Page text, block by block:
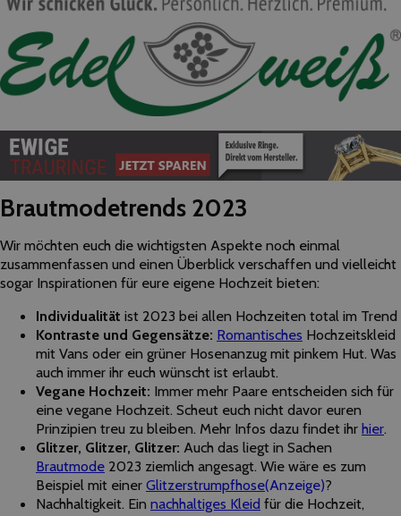
Brautmodetrends 2023
Wir möchten euch die wichtigsten Aspekte noch einmal
zusammenfassen und einen Überblick verschaffen und vielleicht
sogar Inspirationen für eure eigene Hochzeit bieten:
Individualität ist 2023 bei allen Hochzeiten total im Trend
Kontraste und Gegensätze: Romantisches Hochzeitskleid
mit Vans oder ein grüner Hosenanzug mit pinkem Hut. Was
auch immer ihr euch wünscht ist erlaubt.
Vegane Hochzeit: Immer mehr Paare entscheiden sich für
eine vegane Hochzeit. Scheut euch nicht davor euren
Prinzipien treu zu bleiben. Mehr Infos dazu findet ihr hier.
Glitzer, Glitzer, Glitzer: Auch das liegt in Sachen
Brautmode 2023 ziemlich angesagt. Wie wäre es zum
Beispiel mit einer Glitzerstrumpfhose(Anzeige)?
Nachhaltigkeit. Ein nachhaltiges Kleid für die Hochzeit,